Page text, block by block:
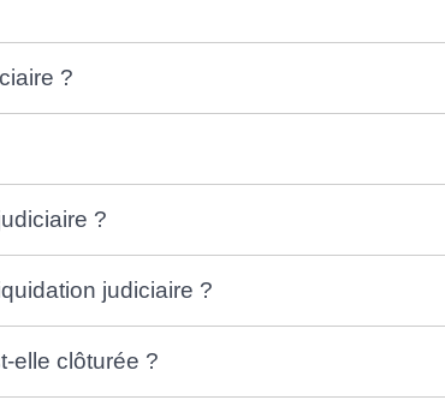
?
?
judiciaire ?
elle clôturée ?